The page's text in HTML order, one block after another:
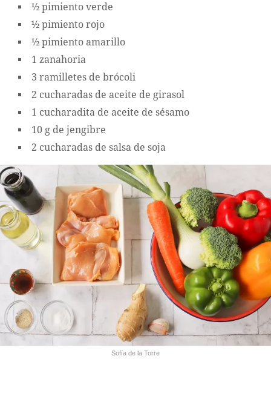
½ pimiento verde
½ pimiento rojo
½ pimiento amarillo
1 zanahoria
3 ramilletes de brócoli
2 cucharadas de aceite de girasol
1 cucharadita de aceite de sésamo
10 g de jengibre
2 cucharadas de salsa de soja
Sofía de la Torre